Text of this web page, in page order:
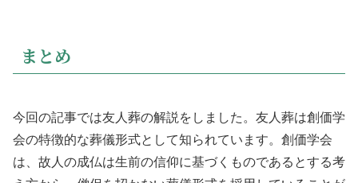
まとめ
今回の記事では友人葬の解説をしました。友人葬は創価学
会の特徴的な葬儀形式として知られています。創価学会
は、故人の成仏は生前の信仰に基づくものであるとする考